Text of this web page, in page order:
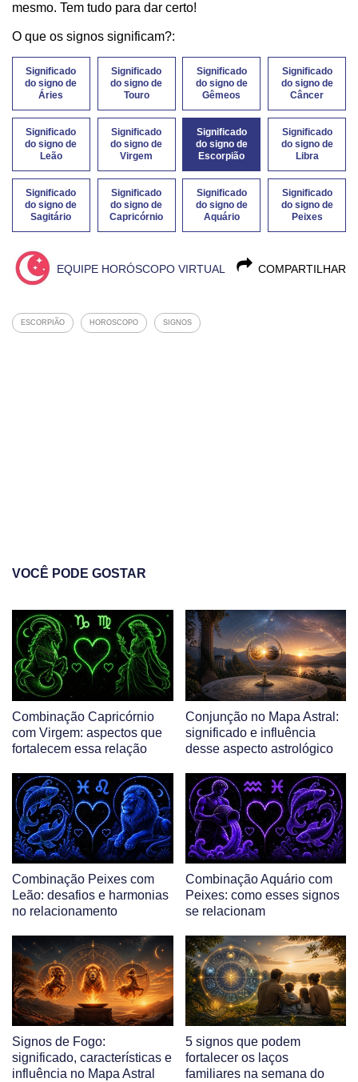
mesmo. Tem tudo para dar certo!
O que os signos significam?:
Significado
do signo de
Áries
Significado
do signo de
Touro
Significado
do signo de
Gêmeos
Significado
do signo de
Câncer
Significado
do signo de
Leão
Significado
do signo de
Virgem
Significado
do signo de
Escorpião
Significado
do signo de
Libra
Significado
do signo de
Sagitário
Significado
do signo de
Capricórnio
Significado
do signo de
Aquário
Significado
do signo de
Peixes
COMPARTILHAR
EQUIPE HORÓSCOPO VIRTUAL
ESCORPIÃO HOROSCOPO SIGNOS
VOCÊ PODE GOSTAR
Combinação Capricórnio
com Virgem: aspectos que
fortalecem essa relação
Conjunção no Mapa Astral:
significado e influência
desse aspecto astrológico
Combinação Peixes com
Leão: desafios e harmonias
no relacionamento
Combinação Aquário com
Peixes: como esses signos
se relacionam
Signos de Fogo:
significado, características e
influência no Mapa Astral
5 signos que podem
fortalecer os laços
familiares na semana do